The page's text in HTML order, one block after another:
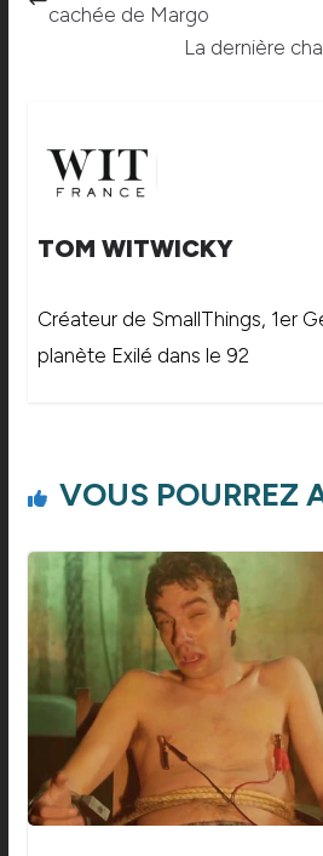
cachée de Margo
La dernière
TOM WITWICKY
Créateur de SmallThings, 1er
planète Exilé dans le 92
VOUS POURREZ